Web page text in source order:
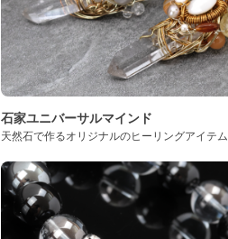
石家ユニバーサルマインド
天然石で作るオリジナルのヒーリングアイテム